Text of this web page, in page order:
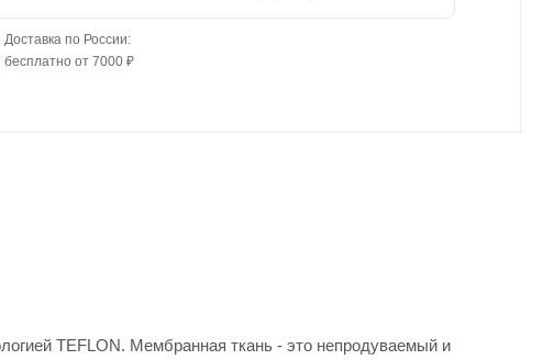
Доставка по России:
бесплатно от 7000 ₽
TEFLON. Мембранная ткань - это непродуваемый и